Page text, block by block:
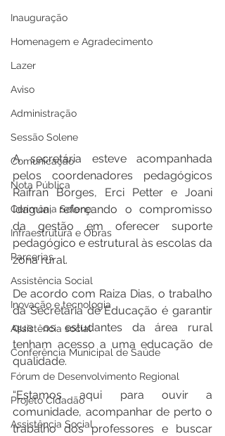
Inauguração
Homenagem e Agradecimento
Lazer
Aviso
Administração
Sessão Solene
Comunicação
Nota Pública
Cerimônia Solene
Infraestrutura e Obras
Parcerias
Assistência Social
Inovação e tecnologia
Assistência social
Conferência Municipal de Saúde
Fórum de Desenvolvimento Regional
Projeto Cidadão
Assistência Social
A secretária esteve acompanhada
pelos coordenadores pedagógicos
Raifran Borges, Erci Petter e Joani
Idagua, reforçando o compromisso
da gestão em oferecer suporte
pedagógico e estrutural às escolas da
zona rural.
De acordo com Raiza Dias, o trabalho
da Secretaria de Educação é garantir
que os estudantes da área rural
tenham acesso a uma educação de
qualidade.
“Estamos aqui para ouvir a
comunidade, acompanhar de perto o
trabalho dos professores e buscar